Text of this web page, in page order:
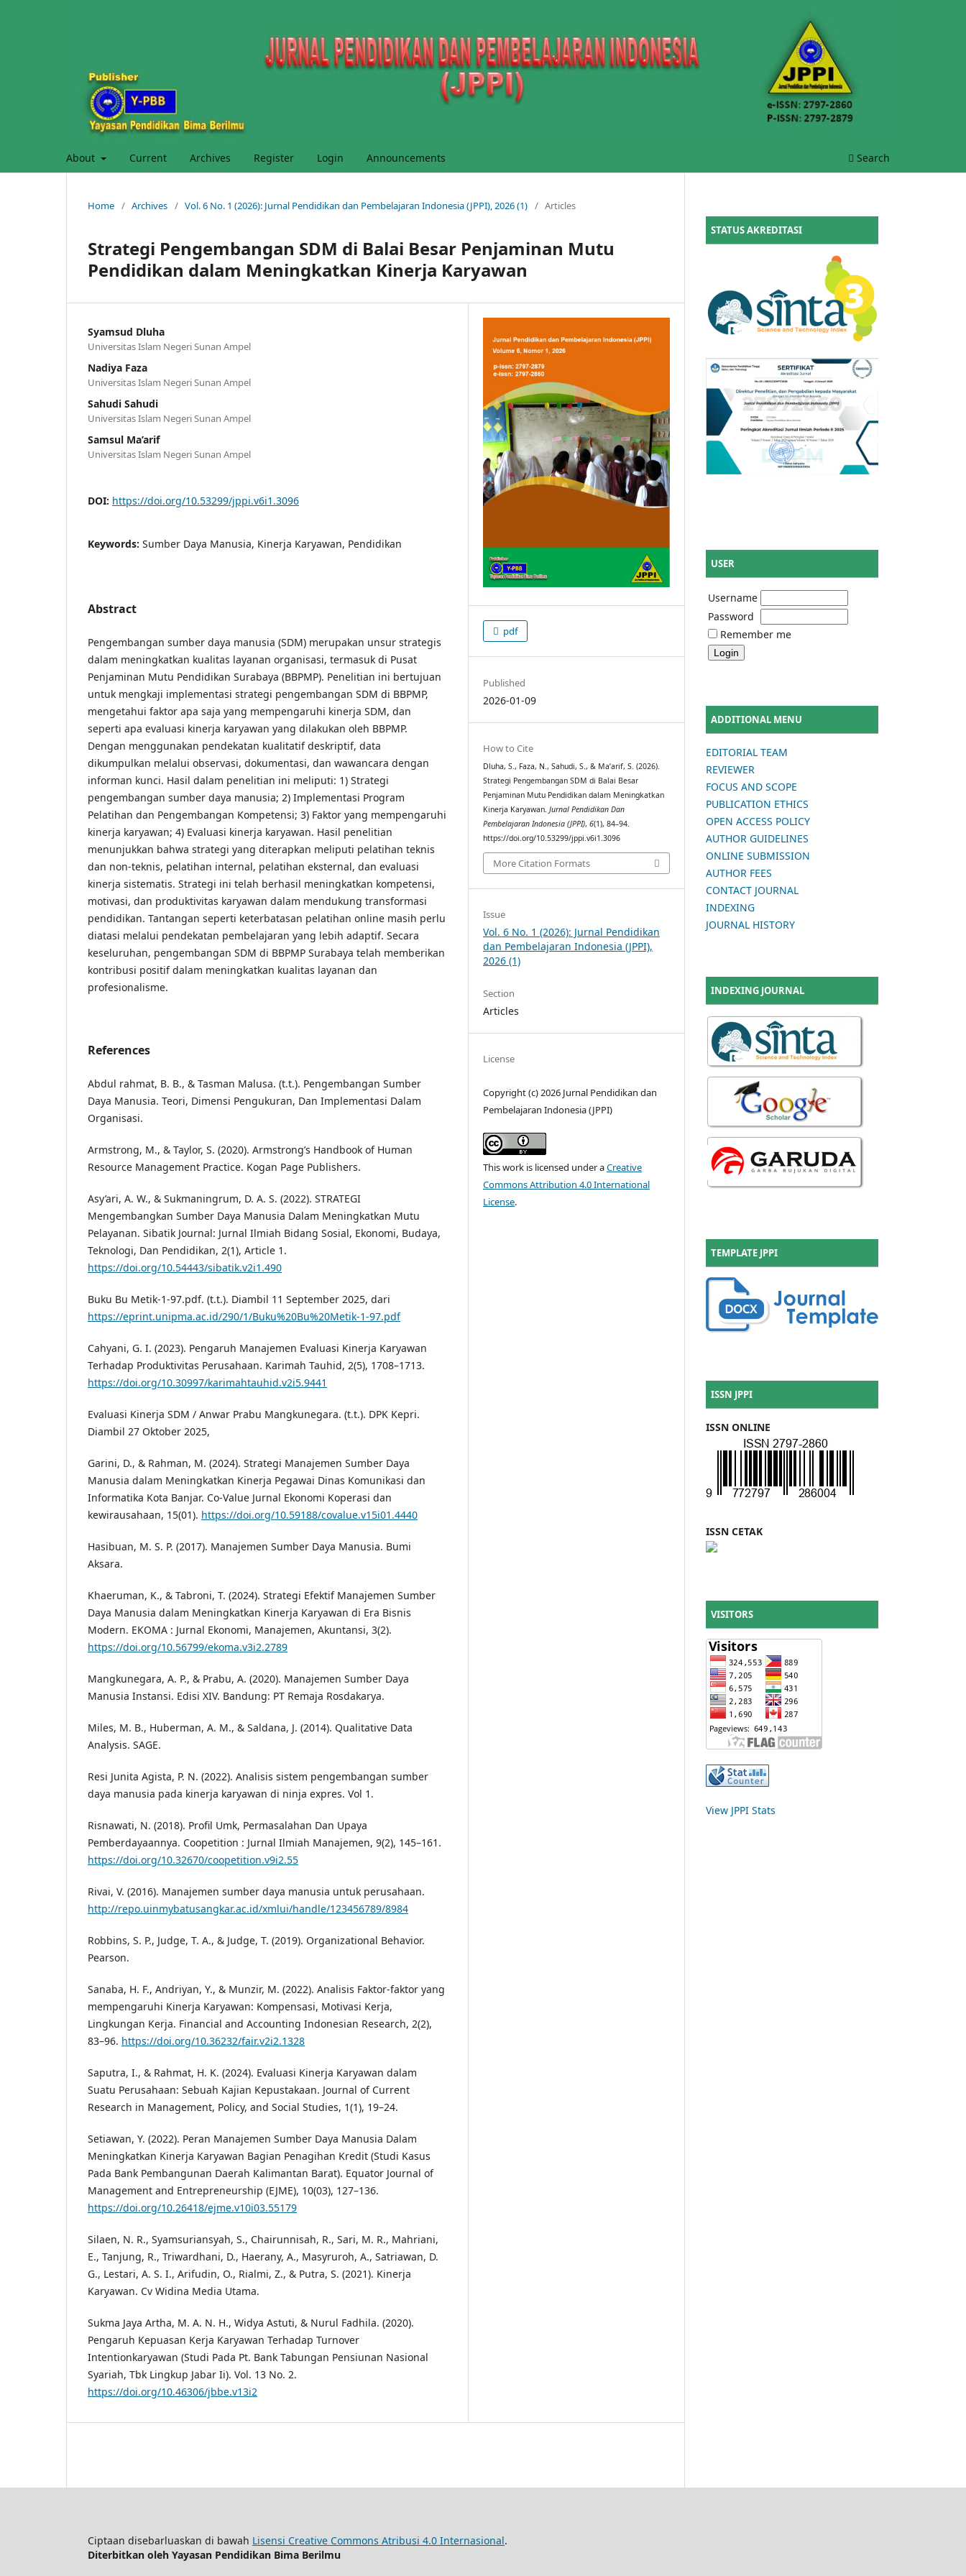
About Current Archives Register Login Announcements Search
Home / Archives / Vol. 6 No. 1 (2026): Jurnal Pendidikan dan Pembelajaran Indonesia (JPPI), 2026 (1) / Articles
Strategi Pengembangan SDM di Balai Besar Penjaminan Mutu
Pendidikan dalam Meningkatkan Kinerja Karyawan
Syamsud Dluha
Universitas Islam Negeri Sunan Ampel
Nadiya Faza
Universitas Islam Negeri Sunan Ampel
Sahudi Sahudi
Universitas Islam Negeri Sunan Ampel
Samsul Ma’arif
Universitas Islam Negeri Sunan Ampel
DOI: https://doi.org/10.53299/jppi.v6i1.3096
Keywords: Sumber Daya Manusia, Kinerja Karyawan, Pendidikan
Abstract
Pengembangan sumber daya manusia (SDM) merupakan unsur strategis
dalam meningkatkan kualitas layanan organisasi, termasuk di Pusat
Penjaminan Mutu Pendidikan Surabaya (BBPMP). Penelitian ini bertujuan
untuk mengkaji implementasi strategi pengembangan SDM di BBPMP,
mengetahui faktor apa saja yang mempengaruhi kinerja SDM, dan
seperti apa evaluasi kinerja karyawan yang dilakukan oleh BBPMP.
Dengan menggunakan pendekatan kualitatif deskriptif, data
dikumpulkan melalui observasi, dokumentasi, dan wawancara dengan
informan kunci. Hasil dalam penelitian ini meliputi: 1) Strategi
pengembangan sumber daya manusia; 2) Implementasi Program
Pelatihan dan Pengembangan Kompetensi; 3) Faktor yang mempengaruhi
kinerja karyawan; 4) Evaluasi kinerja karyawan. Hasil penelitian
menunjukkan bahwa strategi yang diterapkan meliputi pelatihan teknis
dan non-teknis, pelatihan internal, pelatihan eksternal, dan evaluasi
kinerja sistematis. Strategi ini telah berhasil meningkatkan kompetensi,
motivasi, dan produktivitas karyawan dalam mendukung transformasi
pendidikan. Tantangan seperti keterbatasan pelatihan online masih perlu
diatasi melalui pendekatan pembelajaran yang lebih adaptif. Secara
keseluruhan, pengembangan SDM di BBPMP Surabaya telah memberikan
kontribusi positif dalam meningkatkan kualitas layanan dan
profesionalisme.
References
Abdul rahmat, B. B., & Tasman Malusa. (t.t.). Pengembangan Sumber
Daya Manusia. Teori, Dimensi Pengukuran, Dan Implementasi Dalam
Organisasi.
Armstrong, M., & Taylor, S. (2020). Armstrong’s Handbook of Human
Resource Management Practice. Kogan Page Publishers.
Asy’ari, A. W., & Sukmaningrum, D. A. S. (2022). STRATEGI
Mengembangkan Sumber Daya Manusia Dalam Meningkatkan Mutu
Pelayanan. Sibatik Journal: Jurnal Ilmiah Bidang Sosial, Ekonomi, Budaya,
Teknologi, Dan Pendidikan, 2(1), Article 1.
https://doi.org/10.54443/sibatik.v2i1.490
Buku Bu Metik-1-97.pdf. (t.t.). Diambil 11 September 2025, dari
https://eprint.unipma.ac.id/290/1/Buku%20Bu%20Metik-1-97.pdf
Cahyani, G. I. (2023). Pengaruh Manajemen Evaluasi Kinerja Karyawan
Terhadap Produktivitas Perusahaan. Karimah Tauhid, 2(5), 1708–1713.
https://doi.org/10.30997/karimahtauhid.v2i5.9441
Evaluasi Kinerja SDM / Anwar Prabu Mangkunegara. (t.t.). DPK Kepri.
Diambil 27 Oktober 2025,
Garini, D., & Rahman, M. (2024). Strategi Manajemen Sumber Daya
Manusia dalam Meningkatkan Kinerja Pegawai Dinas Komunikasi dan
Informatika Kota Banjar. Co-Value Jurnal Ekonomi Koperasi dan
kewirausahaan, 15(01). https://doi.org/10.59188/covalue.v15i01.4440
Hasibuan, M. S. P. (2017). Manajemen Sumber Daya Manusia. Bumi
Aksara.
Khaeruman, K., & Tabroni, T. (2024). Strategi Efektif Manajemen Sumber
Daya Manusia dalam Meningkatkan Kinerja Karyawan di Era Bisnis
Modern. EKOMA : Jurnal Ekonomi, Manajemen, Akuntansi, 3(2).
https://doi.org/10.56799/ekoma.v3i2.2789
Mangkunegara, A. P., & Prabu, A. (2020). Manajemen Sumber Daya
Manusia Instansi. Edisi XIV. Bandung: PT Remaja Rosdakarya.
Miles, M. B., Huberman, A. M., & Saldana, J. (2014). Qualitative Data
Analysis. SAGE.
Resi Junita Agista, P. N. (2022). Analisis sistem pengembangan sumber
daya manusia pada kinerja karyawan di ninja expres. Vol 1.
Risnawati, N. (2018). Profil Umk, Permasalahan Dan Upaya
Pemberdayaannya. Coopetition : Jurnal Ilmiah Manajemen, 9(2), 145–161.
https://doi.org/10.32670/coopetition.v9i2.55
Rivai, V. (2016). Manajemen sumber daya manusia untuk perusahaan.
http://repo.uinmybatusangkar.ac.id/xmlui/handle/123456789/8984
Robbins, S. P., Judge, T. A., & Judge, T. (2019). Organizational Behavior.
Pearson.
Sanaba, H. F., Andriyan, Y., & Munzir, M. (2022). Analisis Faktor-faktor yang
mempengaruhi Kinerja Karyawan: Kompensasi, Motivasi Kerja,
Lingkungan Kerja. Financial and Accounting Indonesian Research, 2(2),
83–96. https://doi.org/10.36232/fair.v2i2.1328
Saputra, I., & Rahmat, H. K. (2024). Evaluasi Kinerja Karyawan dalam
Suatu Perusahaan: Sebuah Kajian Kepustakaan. Journal of Current
Research in Management, Policy, and Social Studies, 1(1), 19–24.
Setiawan, Y. (2022). Peran Manajemen Sumber Daya Manusia Dalam
Meningkatkan Kinerja Karyawan Bagian Penagihan Kredit (Studi Kasus
Pada Bank Pembangunan Daerah Kalimantan Barat). Equator Journal of
Management and Entrepreneurship (EJME), 10(03), 127–136.
https://doi.org/10.26418/ejme.v10i03.55179
Silaen, N. R., Syamsuriansyah, S., Chairunnisah, R., Sari, M. R., Mahriani,
E., Tanjung, R., Triwardhani, D., Haerany, A., Masyruroh, A., Satriawan, D.
G., Lestari, A. S. I., Arifudin, O., Rialmi, Z., & Putra, S. (2021). Kinerja
Karyawan. Cv Widina Media Utama.
Sukma Jaya Artha, M. A. N. H., Widya Astuti, & Nurul Fadhila. (2020).
Pengaruh Kepuasan Kerja Karyawan Terhadap Turnover
Intentionkaryawan (Studi Pada Pt. Bank Tabungan Pensiunan Nasional
Syariah, Tbk Lingkup Jabar Ii). Vol. 13 No. 2.
https://doi.org/10.46306/jbbe.v13i2
pdf
Published
2026-01-09
How to Cite
Dluha, S., Faza, N., Sahudi, S., & Ma’arif, S. (2026).
Strategi Pengembangan SDM di Balai Besar
Penjaminan Mutu Pendidikan dalam Meningkatkan
Kinerja Karyawan.Jurnal Pendidikan Dan
Pembelajaran Indonesia (JPPI),6(1), 84–94.
https://doi.org/10.53299/jppi.v6i1.3096
More Citation Formats
Issue
Vol. 6 No. 1 (2026): Jurnal Pendidikan
dan Pembelajaran Indonesia (JPPI),
2026 (1)
Section
Articles
License
Copyright (c) 2026 Jurnal Pendidikan dan
Pembelajaran Indonesia (JPPI)
This work is licensed under aCreative
Commons Attribution 4.0 International
License.
STATUS AKREDITASI
USER
Username
Password
Remember me
ADDITIONAL MENU
EDITORIAL TEAM
REVIEWER
FOCUS AND SCOPE
PUBLICATION ETHICS
OPEN ACCESS POLICY
AUTHOR GUIDELINES
ONLINE SUBMISSION
AUTHOR FEES
CONTACT JOURNAL
INDEXING
JOURNAL HISTORY
INDEXING JOURNAL
TEMPLATE JPPI
ISSN JPPI
ISSN ONLINE
ISSN CETAK
VISITORS
View JPPI Stats
Ciptaan disebarluaskan di bawah Lisensi Creative Commons Atribusi 4.0 Internasional.
Diterbitkan oleh Yayasan Pendidikan Bima Berilmu